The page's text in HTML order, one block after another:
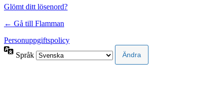
Glömt ditt lösenord?
← Gå till Flamman
Personuppgiftspolicy
Språk